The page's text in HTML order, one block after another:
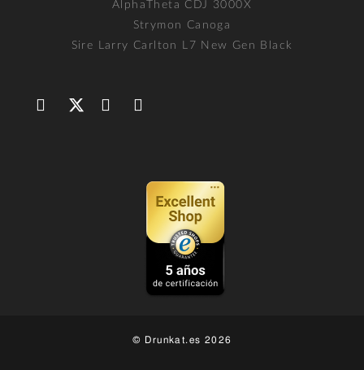
AlphaTheta CDJ 3000X
Strymon Canoga
Sire Larry Carlton L7 New Gen Black
© Drunkat.es 2026